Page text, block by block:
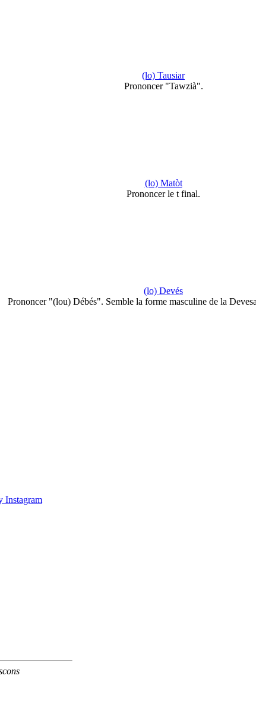
(lo) Tausiar
Prononcer "Tawzià".
(lo) Matòt
Prononcer le t final.
(lo) Devés
Prononcer "(lou) Débés". Semble la forme masculine de la